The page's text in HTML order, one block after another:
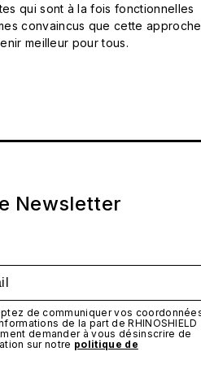
qui sont à la fois fonctionnelles
convaincus que cette approche
meilleur pour tous.
Newsletter
de communiquer vos
de la part de RHINOSHIELD
demander à vous désinscrire de
sur notre politique de